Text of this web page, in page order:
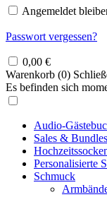
Angemeldet
Passwort vergessen?
0,00 €
Warenkorb (0)
Es befinden sich
Audio-
Sales & Bundles
Personalisierte
Schmuck